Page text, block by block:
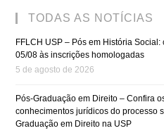
TODAS AS NOTÍCIAS
FFLCH USP – Pós em História
05/08 às inscrições homologadas
5 de agosto de 2026
Pós-Graduação em Direito – Confira
conhecimentos jurídicos do processo
Graduação em Direito na USP